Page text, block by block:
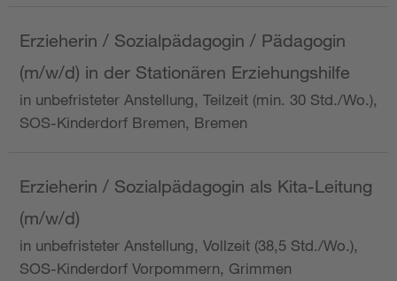
Erzieherin / Sozialpädagogin / Pädagogin
(m/w/d) in der Stationären Erziehungshilfe
in unbefristeter Anstellung, Teilzeit (min. 30 Std./Wo.),
SOS-Kinderdorf Bremen, Bremen
Erzieherin / Sozialpädagogin als Kita-Leitung
(m/w/d)
in unbefristeter Anstellung, Vollzeit (38,5 Std./Wo.),
SOS-Kinderdorf Vorpommern, Grimmen